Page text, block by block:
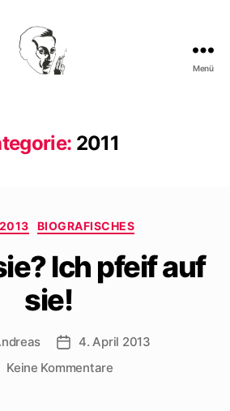
Menü
2011
Kategorien
2013 BIOGRAFISCHES
Ich pfeif auf
sie!
Beitragsdatum
4. April 2013
Keine Kommentarezu